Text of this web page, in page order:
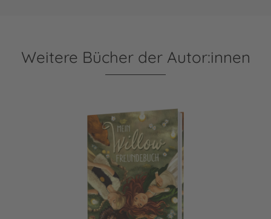
Weitere Bücher der Autor:innen
Ein Mädchen namens Willow: Mein Willow-Freundebuch